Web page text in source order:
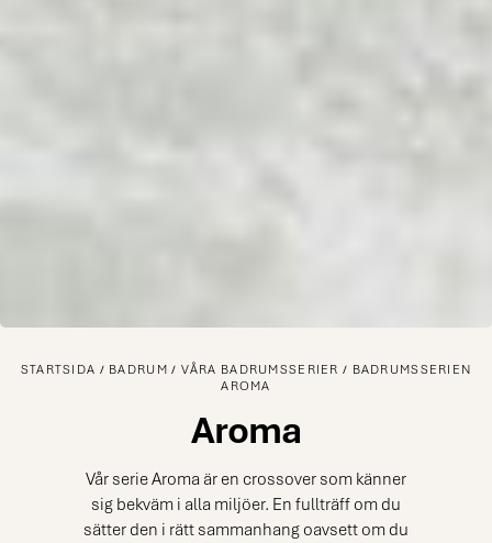
STARTSIDA BADRUM VÅRA BADRUMSSERIER
BADRUMSSERIEN
AROMA
Aroma
Vår serie Aroma är en crossover som känner
sig bekväm i alla miljöer. En fullträff om du
sätter den i rätt sammanhang oavsett om du